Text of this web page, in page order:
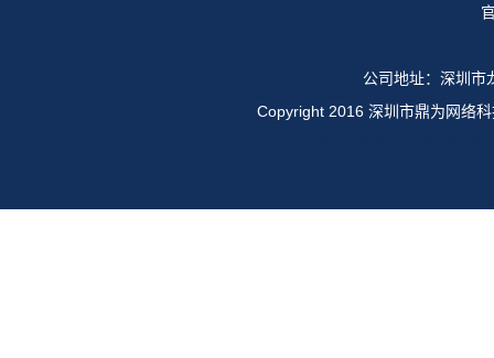
公司地址：深圳市
Copyright 2016 深圳市鼎为网络